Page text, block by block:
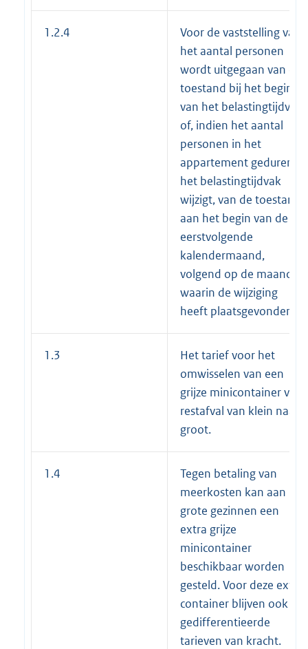
1.2.4
Voor de vaststelling van
het aantal personen
wordt uitgegaan van de
toestand bij het begin
van het belastingtijdvak
of, indien het aantal
personen in het
appartement gedurende
het belastingtijdvak
wijzigt, van de toestand
aan het begin van de
eerstvolgende
kalendermaand,
volgend op de maand
waarin de wijziging
heeft plaatsgevonden.
1.3
Het tarief voor het
omwisselen van een
grijze minicontainer voor
restafval van klein naar
groot.
1.4
Tegen betaling van
meerkosten kan aan
grote gezinnen een
extra grijze
minicontainer
beschikbaar worden
gesteld. Voor deze extra
container blijven ook de
gedifferentieerde
tarieven van kracht.